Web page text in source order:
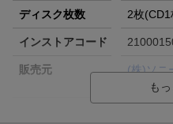
ディスク枚数 2枚
インストアコード
販売元
(株)ソニ